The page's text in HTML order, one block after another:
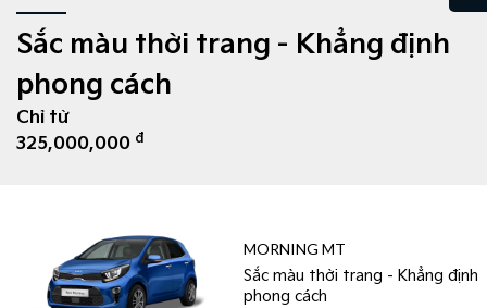
Sắc màu thời trang - Khẳng định
phong cách
Chỉ từ
325,000,000 đ
MORNING MT
Sắc màu thời trang - Khẳng định
phong cách